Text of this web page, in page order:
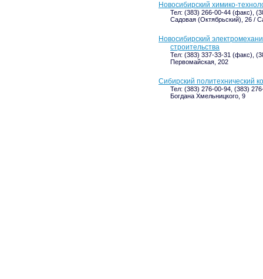
Новосибирский химико-
Тел: (383) 266-00-44 (факс),
Садовая (Октябрьский), 26 /
Новосибирский
строительства
Тел: (383) 337-33-31 (факс),
Первомайская, 202
Сибирский политехнический
Тел: (383) 276-00-94, (383)
Богдана Хмельницкого, 9